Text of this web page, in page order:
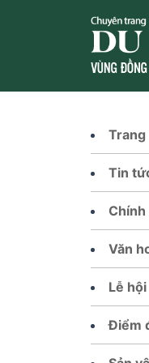
Trang
Tin
Chính
Văn
Lễ hội
Điểm